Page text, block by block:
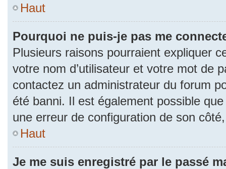
Haut
Pourquoi ne puis-je pas me
Plusieurs raisons pourraient expliquer
votre nom d’utilisateur et votre mot de
contactez un administrateur du forum
été banni. Il est également possible
une erreur de configuration de son
Haut
Je me suis enregistré par le passé